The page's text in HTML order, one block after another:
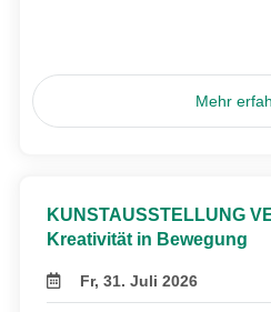
Mehr
KUNSTAUSSTELLUNG
Kreativität in Bewegung
Fr, 31. Juli 2026